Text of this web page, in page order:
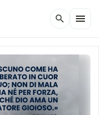
search menu